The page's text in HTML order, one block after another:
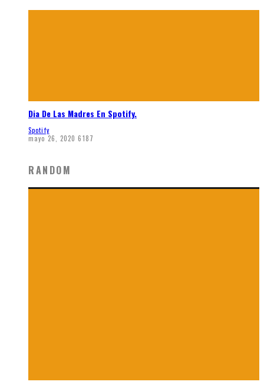
Dia De Las Madres En Spotify.
Spotify
mayo 26, 2020 6187
RANDOM